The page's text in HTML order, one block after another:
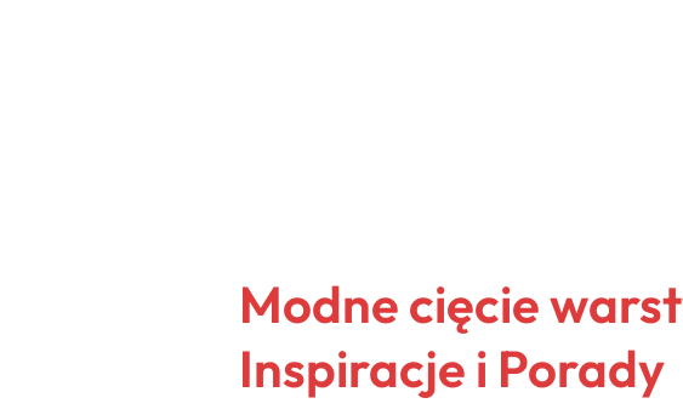
Modne cięcie
Inspiracje i Porady